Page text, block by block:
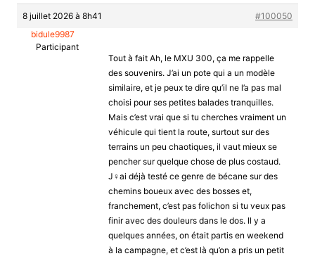
8 juillet 2026 à 8h41
#100050
bidule9987
Participant
Tout à fait Ah, le MXU 300, ça me rappelle
des souvenirs. J’ai un pote qui a un modèle
similaire, et je peux te dire qu’il ne l’a pas mal
choisi pour ses petites balades tranquilles.
Mais c’est vrai que si tu cherches vraiment un
véhicule qui tient la route, surtout sur des
terrains un peu chaotiques, il vaut mieux se
pencher sur quelque chose de plus costaud.
J♀ai déjà testé ce genre de bécane sur des
chemins boueux avec des bosses et,
franchement, c’est pas folichon si tu veux pas
finir avec des douleurs dans le dos. Il y a
quelques années, on était partis en weekend
à la campagne, et c’est là qu’on a pris un petit